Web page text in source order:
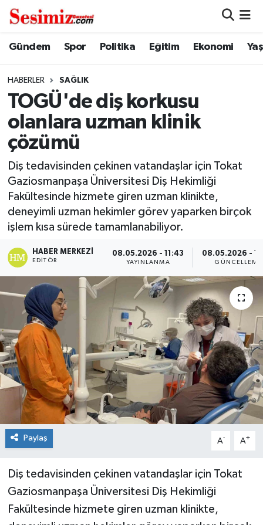
Gündem Spor Politika Eğitim Ekonomi
HABERLER SAĞLIK
TOGÜ'de diş korkusu
olanlara uzman klinik
çözümü
Diş tedavisinden çekinen vatandaşlar için Tokat
Gaziosmanpaşa Üniversitesi Diş Hekimliği
Fakültesinde hizmete giren uzman klinikte,
deneyimli uzman hekimler görev yaparken birçok
işlem kısa sürede tamamlanabiliyor.
HABER MERKEZI
EDITÖR
08.05.2026 - 11:43
YAYINLANMA
08.05.2026 -
GÜNCELLEME
Paylaş A- A+
Diş tedavisinden çekinen vatandaşlar için Tokat
Gaziosmanpaşa Üniversitesi Diş Hekimliği
Fakültesinde hizmete giren uzman klinikte,
Dünya
Ekonomi
Genel
Gündem
Magazin
Politika
Sağlık
Spor
Teknoloji
Tokat Haberleri
Yaşam
Nöbetçi Eczaneler
Hava Durumu
Namaz Vakitleri
Trafik Durumu
Süper Lig Puan Durumu ve Fikstür
Tüm Manşetler
Son Dakika Haberleri
Haber Arşivi